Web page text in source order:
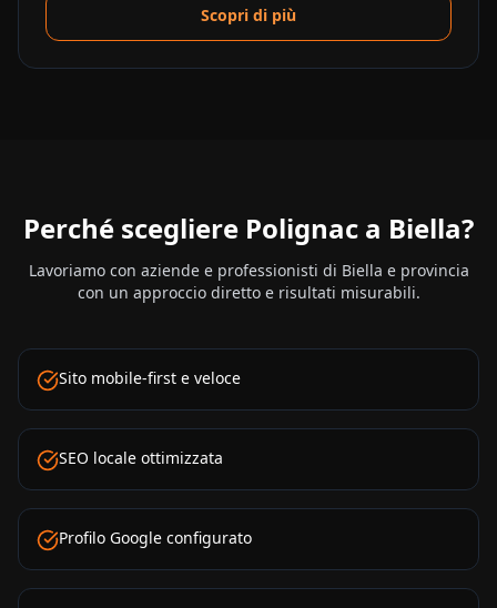
Scopri di più
Perché scegliere Polignac a Biella?
Lavoriamo con aziende e professionisti di Biella e provincia
con un approccio diretto e risultati misurabili.
Sito mobile-first e veloce
SEO locale ottimizzata
Profilo Google configurato